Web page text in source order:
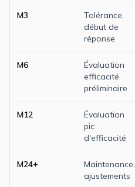
M3
Tolérance,
début de
réponse
M6
Évaluation
efficacité
préliminaire
M12
Évaluation
pic
d'efficacité
M24+
Maintenance,
ajustements